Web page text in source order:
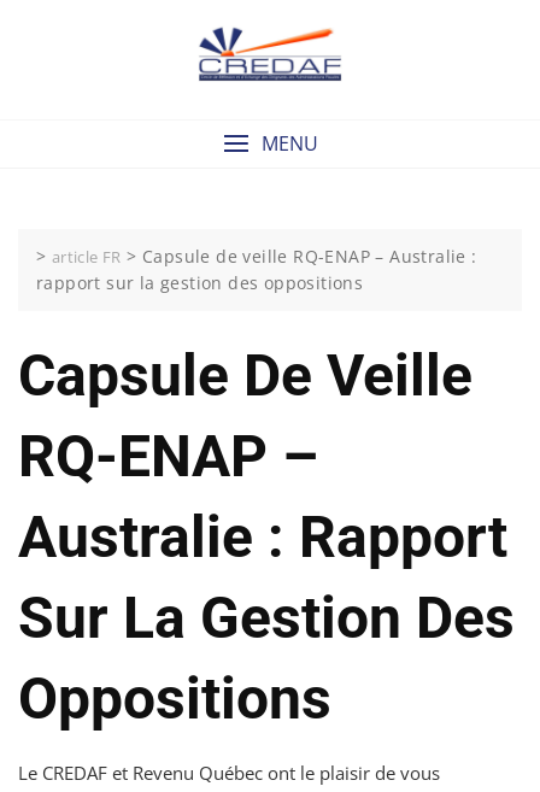
MENU
> article FR > Capsule de veille RQ-ENAP – Australie :
rapport sur la gestion des oppositions
Capsule De Veille
RQ-ENAP –
Australie : Rapport
Sur La Gestion Des
Oppositions
Le CREDAF et Revenu Québec ont le plaisir de vous